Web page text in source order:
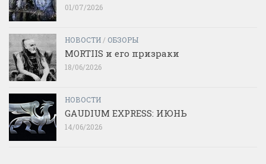
01/07/2026
НОВОСТИ / ОБЗОРЫ
MORTIIS и его призраки
18/06/2026
НОВОСТИ
GAUDIUM EXPRESS: ИЮНЬ
14/06/2026